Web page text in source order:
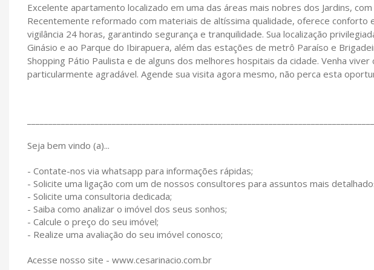
Excelente apartamento localizado em uma das áreas mais nobres dos Jardins,
Recentemente reformado com materiais de altíssima qualidade, oferece conforto
vigilância 24 horas, garantindo segurança e tranquilidade. Sua localização
Ginásio e ao Parque do Ibirapuera, além das estações de metrô Paraíso e
Shopping Pátio Paulista e de alguns dos melhores hospitais da cidade. Venha
particularmente agradável. Agende sua visita agora mesmo, não perca esta
Seja bem vindo (a)...
- Contate-nos via whatsapp para informações rápidas;
- Solicite uma ligação com um de nossos consultores para assuntos mais
- Solicite uma consultoria dedicada;
- Saiba como analizar o imóvel dos seus sonhos;
- Calcule o preço do seu imóvel;
- Realize uma avaliação do seu imóvel conosco;
Acesse nosso site - www.cesarinacio.com.br